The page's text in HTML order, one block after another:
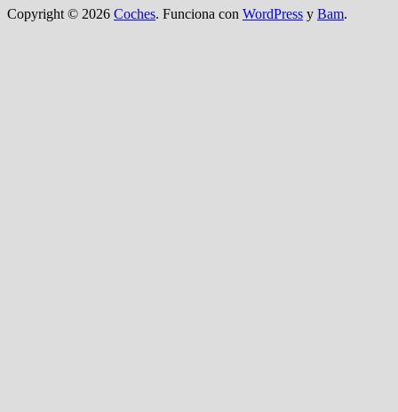
Copyright © 2026 Coches. Funciona con WordPress y Bam.